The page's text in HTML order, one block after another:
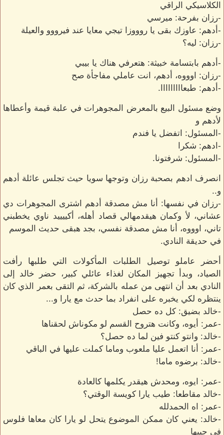
الكلاسيكي الراقي
-رزان بفرحة: ميرسي
-أدهم: عاوزك بقى يا روووزا تيجي معايا عند فيرووو والعيلة
-رزان: ليه؟
-أدهم بابتسامة خبيثة: هتعرفي هناك يا بيبي
-رزان: اوووه، أدهم، انت عاملي مفاجأة صح
-أدهم: طبعااااااااا.
وضع مسئول البيع بالمعرض المجوهرات في علبة قيمة وأعطاها
لأدهم و
-المسئول: اتفضل يا فندم
-ادهم: شكرا
-المسئول: شرفتونا.
انصرف ادهم بصحبة رزان وتوجها سويا حيث تجلس عائلة أدهم
و..
-رزان في نفسها: أنا مش مصدقة أدهم اشترى المجوهرات دي
عشاني، لأ وكمان هيقدمهالي قصاد أهله، أكييييد ناوي يخطبني
تاني، اوووه، أنا مش مصدقة نفسي، بجد هبقى حديث الموسم
في حديقة النادي.
أحضر عاملو توصيل الطلبات المأكولات التي طلبها رأفت
الصياد، وبدأ تجهيز المكان لغذاء عائلي كبير، حضر خالد إلى
النادي بعد أن انتهى من عمله بالشركة، ثم التقى بعمر الذي كان
ينتظره لكي يخبره على انفراد بما حدث مع يارا و...
-خالد بضيق: كل ده حصل
-عمر: أيوه، وكانت هتروح القسم لو مكوناش لحقناها
-خالد: وانتو كنتو فين لما ده حصل؟
-عمر: أنا اتعمل عليا ملعوب وماما كملت عليها في الباقي
-خالد: برضوه ماما!
-عمر: ايوه، ومحدش هيقدر يكلمها كالعادة
-خالد مقاطعا: طيب يارا كويسة الوقتي؟
-عمر: اه الحمدلله
-خالد: يعني كان ممكن الموضوع يتحل لو يارا كان معاها فلوس
في جيبها